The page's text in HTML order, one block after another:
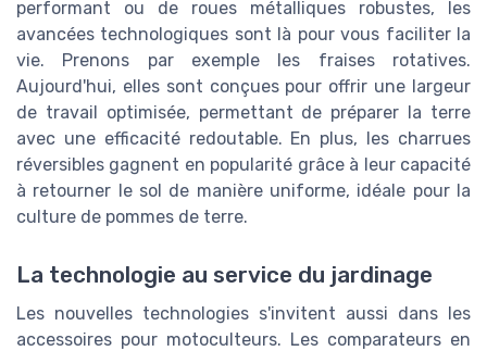
performant ou de roues métalliques robustes, les
avancées technologiques sont là pour vous faciliter la
vie. Prenons par exemple les fraises rotatives.
Aujourd'hui, elles sont conçues pour offrir une largeur
de travail optimisée, permettant de préparer la terre
avec une efficacité redoutable. En plus, les charrues
réversibles gagnent en popularité grâce à leur capacité
à retourner le sol de manière uniforme, idéale pour la
culture de pommes de terre.
La technologie au service du jardinage
Les nouvelles technologies s'invitent aussi dans les
accessoires pour motoculteurs. Les comparateurs en